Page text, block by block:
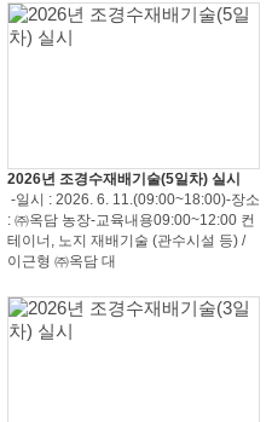
2026년 조경수재배기술(5일차) 실시
-일시 : 2026. 6. 11.(09:00~18:00)-장소
: ㈜옥담 농장-교육내용09:00~12:00 컨
테이너, 노지 재배기술 (관수시설 등) /
이근형 ㈜옥담 대